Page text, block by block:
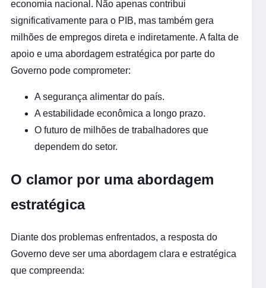
economia nacional. Não apenas contribui
significativamente para o PIB, mas também gera
milhões de empregos direta e indiretamente. A falta de
apoio e uma abordagem estratégica por parte do
Governo pode comprometer:
A segurança alimentar do país.
A estabilidade econômica a longo prazo.
O futuro de milhões de trabalhadores que
dependem do setor.
O clamor por uma abordagem
estratégica
Diante dos problemas enfrentados, a resposta do
Governo deve ser uma abordagem clara e estratégica
que compreenda: